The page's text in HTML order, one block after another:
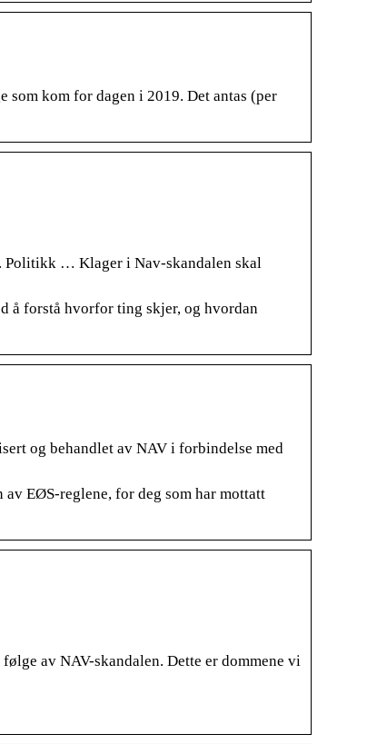
kom for dagen i 2019. Det antas (per
Politikk … Klager i Nav-skandalen skal
å forstå hvorfor ting skjer, og hvordan
og behandlet av NAV i forbindelse med
EØS-reglene, for deg som har mottatt
av NAV-skandalen. Dette er dommene vi